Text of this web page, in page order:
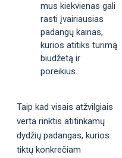
mus kiekvienas gali
rasti įvairiausias
padangų kainas,
kurios atitiks turimą
biudžetą ir
poreikius.
Taip kad visais atžvilgiais
verta rinktis atitinkamų
dydžių padangas, kurios
tiktų konkrečiam